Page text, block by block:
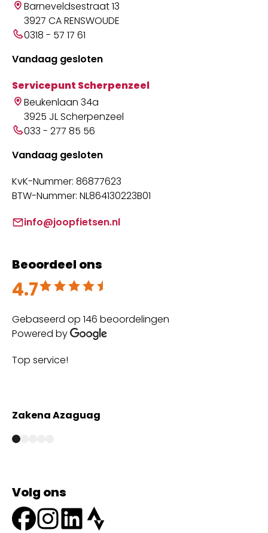
Barneveldsestraat 13
3927 CA RENSWOUDE
0318 - 57 17 61
Vandaag gesloten
Servicepunt Scherpenzeel
Beukenlaan 34a
3925 JL Scherpenzeel
033 - 277 85 56
Vandaag gesloten
KvK-Nummer: 86877623
BTW-Nummer: NL864130223B01
info@joopfietsen.nl
Beoordeel ons
4.7
Beoordeeld met 4.7 uit 5
Gebaseerd op 146 beoordelingen
Powered by
Top service!
Zakena Azaguag
Volg ons